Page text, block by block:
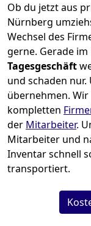
Ob du jetzt aus
Nürnberg
Wechsel des
gerne. Gerade
Tagesgeschäft
und schaden
übernehmen. Wir
kompletten
der Mitarbeiter.
Mitarbeiter und
Inventar schnell
transportiert.